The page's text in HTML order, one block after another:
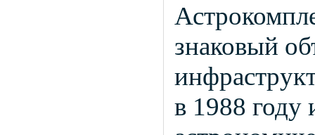
знаковый
в 1988 году